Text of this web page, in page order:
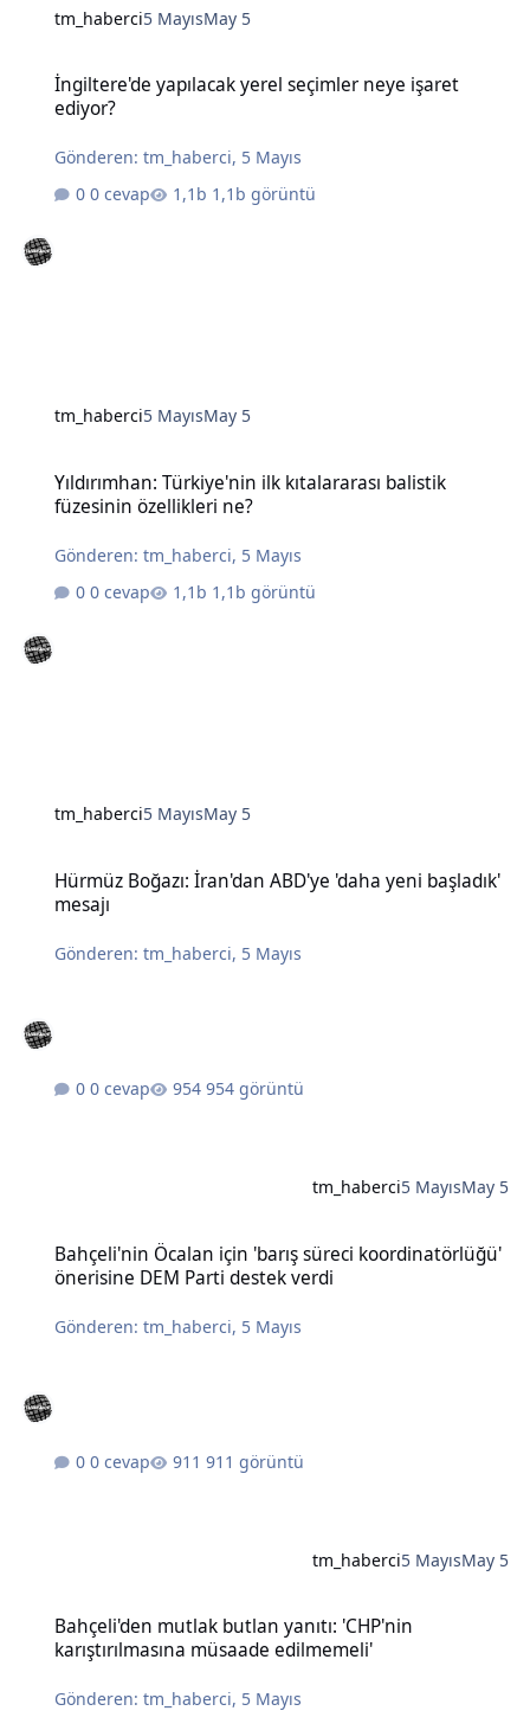
tm_haberci5 MayısMay 5
İngiltere'de yapılacak yerel seçimler neye işaret
ediyor?
Gönderen:tm_haberci, 5 Mayıs
0 cevap
1,1b görüntü
tm_haberci5 MayısMay 5
Yıldırımhan: Türkiye'nin ilk kıtalararası balistik
füzesinin özellikleri ne?
Gönderen:tm_haberci, 5 Mayıs
0 cevap
1,1b görüntü
tm_haberci5 MayısMay 5
Hürmüz Boğazı: İran'dan ABD'ye 'daha yeni başladık'
mesajı
Gönderen:tm_haberci, 5 Mayıs
0 cevap 954 görüntü
tm_haberci5 MayısMay 5
Bahçeli'nin Öcalan için 'barış süreci koordinatörlüğü'
önerisine DEM Parti destek verdi
Gönderen:tm_haberci, 5 Mayıs
0 cevap 911 görüntü
tm_haberci5 MayısMay 5
Bahçeli'den mutlak butlan yanıtı: 'CHP'nin
karıştırılmasına müsaade edilmemeli'
Gönderen:tm_haberci, 5 Mayıs